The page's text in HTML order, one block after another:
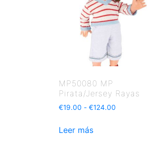
MP50080 MP
Pirata/Jersey Rayas
€19.00 - €124.00
Leer más